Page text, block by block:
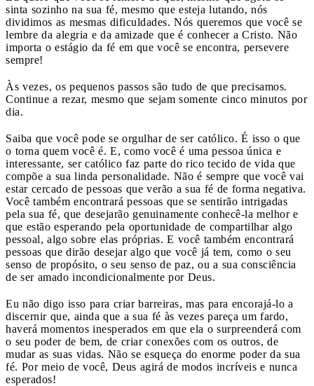
sinta sozinho na sua fé, mesmo que esteja lutando, nós
dividimos as mesmas dificuldades. Nós queremos que você se
lembre da alegria e da amizade que é conhecer a Cristo. Não
importa o estágio da fé em que você se encontra, persevere
sempre!
Às vezes, os pequenos passos são tudo de que precisamos.
Continue a rezar, mesmo que sejam somente cinco minutos por
dia.
Saiba que você pode se orgulhar de ser católico. É isso o que
o torna quem você é. E, como você é uma pessoa única e
interessante, ser católico faz parte do rico tecido de vida que
compõe a sua linda personalidade. Não é sempre que você vai
estar cercado de pessoas que verão a sua fé de forma negativa.
Você também encontrará pessoas que se sentirão intrigadas
pela sua fé, que desejarão genuinamente conhecê-la melhor e
que estão esperando pela oportunidade de compartilhar algo
pessoal, algo sobre elas próprias. E você também encontrará
pessoas que dirão desejar algo que você já tem, como o seu
senso de propósito, o seu senso de paz, ou a sua consciência
de ser amado incondicionalmente por Deus.
Eu não digo isso para criar barreiras, mas para encorajá-lo a
discernir que, ainda que a sua fé às vezes pareça um fardo,
haverá momentos inesperados em que ela o surpreenderá com
o seu poder de bem, de criar conexões com os outros, de
mudar as suas vidas. Não se esqueça do enorme poder da sua
fé. Por meio de você, Deus agirá de modos incríveis e nunca
esperados!